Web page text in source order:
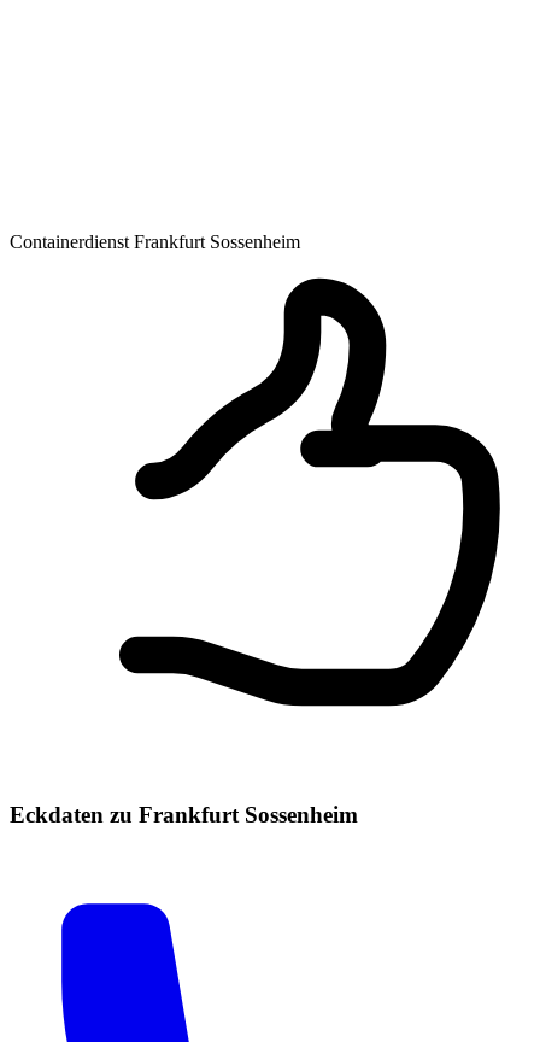
Containerdienst Frankfurt Sossenheim
Eckdaten zu Frankfurt Sossenheim